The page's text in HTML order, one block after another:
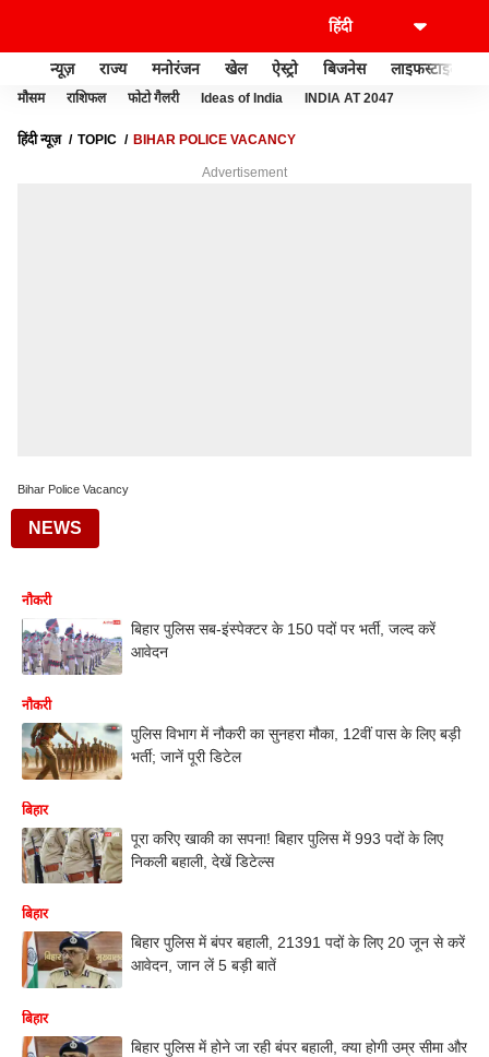
न्यूज़ राज्य मनोरंजन खेल ऐस्ट्रो बिजनेस लाइफस्टाइल
मौसम राशिफल फोटो गैलरी Ideas of India INDIA AT 2047
हिंदी न्यूज़ TOPIC BIHAR POLICE VACANCY
Advertisement
Bihar Police Vacancy
NEWS
नौकरी
बिहार पुलिस सब-इंस्पेक्टर के 150 पदों पर भर्ती, जल्द करें
आवेदन
नौकरी
पुलिस विभाग में नौकरी का सुनहरा मौका, 12वीं पास के लिए बड़ी
भर्ती; जानें पूरी डिटेल
बिहार
पूरा करिए खाकी का सपना! बिहार पुलिस में 993 पदों के लिए
निकली बहाली, देखें डिटेल्स
बिहार
बिहार पुलिस में बंपर बहाली, 21391 पदों के लिए 20 जून से करें
आवेदन, जान लें 5 बड़ी बातें
बिहार
बिहार पुलिस में होने जा रही बंपर बहाली, क्या होगी उम्र सीमा और